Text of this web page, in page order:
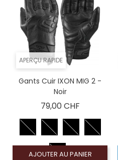
APERÇU RAPIDE
Gants Cuir IXON MIG 2 -
Noir
79,00 CHFPrix
AJOUTER AU PANIER